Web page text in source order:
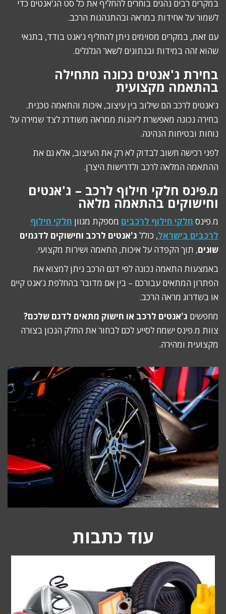
במקרים רבים נהגים בוחרים להחליף את כל סט הג'אנטים כדי
לשמור על אחידות במראה ובהתנהגות הרכב.
עם זאת, במקרים מסוימים ניתן להחליף ג'אנט בודד, בתנאי
שהוא זהה במידות ובנתונים לשאר הגלגלים.
בחירת ג'אנטים נכונה מתחילה
בהתאמה מקצועית
ג'אנטים לרכב הם שילוב בין עיצוב, איכות והתאמה טכנית.
בחירה נכונה מאפשרת ליהנות ממראה משודרג לצד שמירה על
נוחות ובטיחות הנהיגה.
לפני רכישה חשוב לבדוק לא רק את העיצוב, אלא גם את
ההתאמה המלאה לרכב ולדרישות היצרן.
מ.פינס חלקי חילוף לרכב – ג'אנטים
וחישוקים בהתאמה מלאה
מ.פינס חלקי חילוף לרכבים מספקת מגוון חלקי חילוף
לרכבים בישראל, כולל ג'אנטים לרכב וחישוקים לדגמים
שונים, תוך הקפדה על איכות, התאמה ושירות מקצועי.
באמצעות התאמה נכונה לפי דגם הרכב ניתן למצוא את
הפתרון המתאים עבורכם – בין אם מדובר בהחלפת ג'אנט קיים
או בשדרוג מראה הרכב.
מחפשים ג'אנטים לרכב או חישוק מתאים לדגם שלכם?
צוות מ.פינס ישמח לסייע לכם לבחור את החלק הנכון בצורה
מקצועית ומהירה.
עוד כתבות